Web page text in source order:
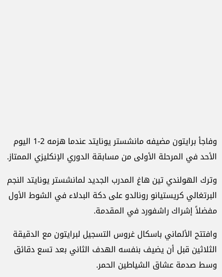
وفاجأ برايتون مضيفه مانشستر يونايتد عندما هزمه 2-1 اليوم
الأحد في المرحلة الأولى من مسابقة الدوري الإنكليزي الممتاز.
وترك الهولندي تين هاغ المدرب الجديد لمانشستر يونايتد النجم
البرتغالي كريستيانو رونالدو على دكة البدلاء في الشوط الأول
مفضلاً إشراك راشفورد في المقدمة.
وافتتح الألماني باسكال غروس التسجيل لبرايتون مع الدقيقة
الثلاثين قبل أن يضيف بنفسه الهدف الثاني بعد تسع دقائق
وسط صدمة عشاق الشياطين الحمر.